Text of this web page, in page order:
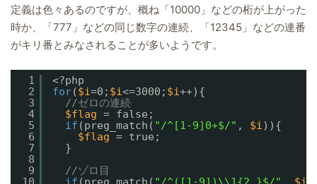
定義は色々あるのですが、概ね「10000」などの桁が上がった
時か、「777」などの同じ数字の連続、「12345」などの連番
がキリ番とみなされることが多いようです。
1
2
3
4
5
6
7
8
9
<?php
for($i=0; $i<=3000; $i++){
//ゼロの連続
$flag = false;
if (preg_match( "/^[1-9]0+$/" , $i)){
$flag = true;
}
//ゾロ目